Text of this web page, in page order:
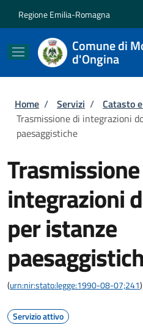
Regione Emilia-Romagna
Comune di
d'Ongina
Briciole di pane
Home / Servizi / Catasto
Trasmissione di integrazioni
paesaggistiche
integrazioni
per istanze
(urn:nir:stato:legge:1990-08-07;241)
Servizio attivo